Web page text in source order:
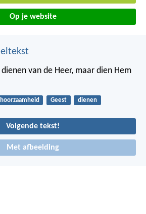
Op je website
van de Heer, maar dien Hem
Geest dienen
Volgende tekst!
Met afbeelding